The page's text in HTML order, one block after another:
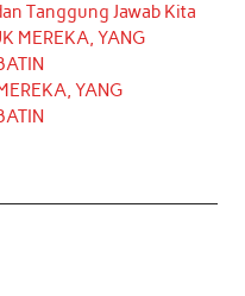
Tanggung Jawab Kita
MEREKA, YANG
YANG